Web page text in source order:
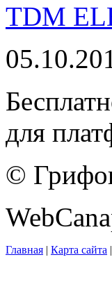
TDM
для
©
Главная | Карта сайта |